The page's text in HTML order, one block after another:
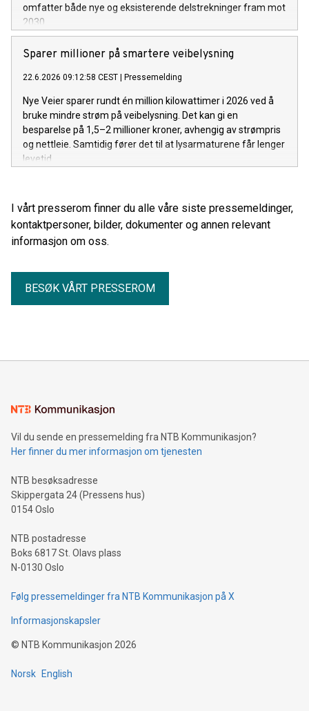
omfatter både nye og eksisterende delstrekninger fram mot
2030.
Sparer millioner på smartere veibelysning
22.6.2026 09:12:58 CEST Pressemelding
Nye Veier sparer rundt én million kilowattimer i 2026 ved å
bruke mindre strøm på veibelysning. Det kan gi en
besparelse på 1,5–2 millioner kroner, avhengig av strømpris
og nettleie. Samtidig fører det til at lysarmaturene får lenger
levetid.
I vårt presserom finner du alle våre siste pressemeldinger,
kontaktpersoner, bilder, dokumenter og annen relevant
informasjon om oss.
BESØK VÅRT PRESSEROM
Vil du sende en pressemelding fra NTB Kommunikasjon?
Her finner du mer informasjon om tjenesten
NTB besøksadresse
Skippergata 24 (Pressens hus)
0154 Oslo
NTB postadresse
Boks 6817 St. Olavs plass
N-0130 Oslo
Følg pressemeldinger fra NTB Kommunikasjon på X
Informasjonskapsler
© NTB Kommunikasjon 2026
Norsk English